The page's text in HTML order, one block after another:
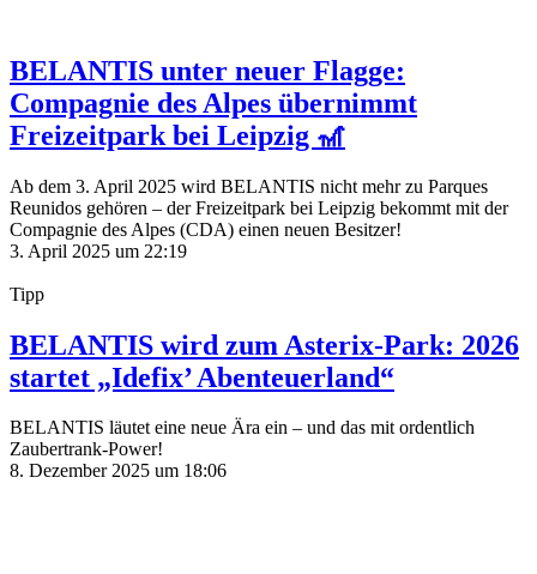
BELANTIS unter neuer Flagge:
Compagnie des Alpes übernimmt
Freizeitpark bei Leipzig 🎢
Ab dem 3. April 2025 wird BELANTIS nicht mehr zu Parques
Reunidos gehören – der Freizeitpark bei Leipzig bekommt mit der
Compagnie des Alpes (CDA) einen neuen Besitzer!
3. April 2025 um 22:19
Tipp
BELANTIS wird zum Asterix-Park: 2026
startet „Idefix’ Abenteuerland“
BELANTIS läutet eine neue Ära ein – und das mit ordentlich
Zaubertrank-Power!
8. Dezember 2025 um 18:06